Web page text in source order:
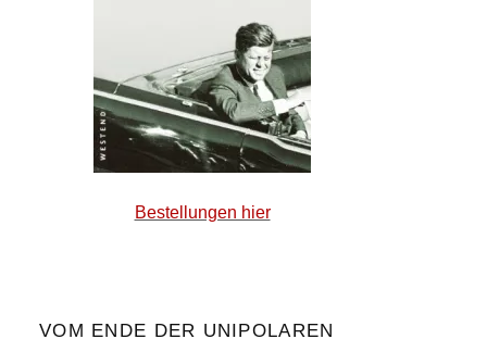
Bestellungen hier
VOM ENDE DER UNIPOLAREN